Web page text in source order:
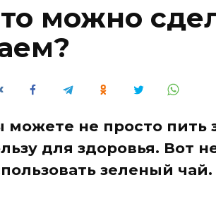
можно
можете не просто пить
для здоровья. Вот
зеленый